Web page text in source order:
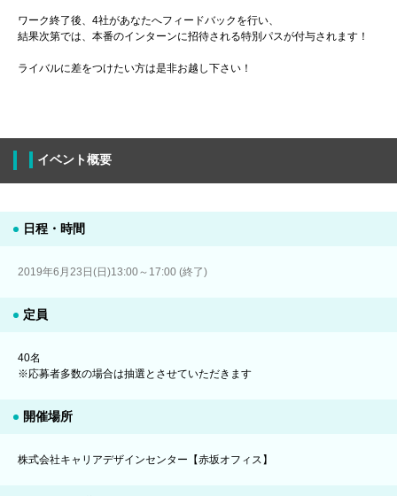
ワーク終了後、4社があなたへフィードバックを行い、
結果次第では、本番のインターンに招待される特別パスが付与されます！
ライバルに差をつけたい方は是非お越し下さい！
イベント概要
日程・時間
2019年6月23日(日)13:00～17:00 (終了)
定員
40名
※応募者多数の場合は抽選とさせていただきます
開催場所
株式会社キャリアデザインセンター【赤坂オフィス】